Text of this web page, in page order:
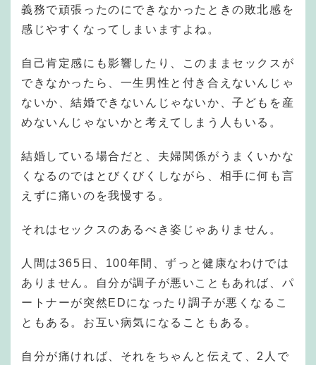
義務で頑張ったのにできなかったときの敗北感を
感じやすくなってしまいますよね。
自己肯定感にも影響したり、このままセックスが
できなかったら、一生男性と付き合えないんじゃ
ないか、結婚できないんじゃないか、子どもを産
めないんじゃないかと考えてしまう人もいる。
結婚している場合だと、夫婦関係がうまくいかな
くなるのではとびくびくしながら、相手に何も言
えずに痛いのを我慢する。
それはセックスのあるべき姿じゃありません。
人間は365日、100年間、ずっと健康なわけでは
ありません。自分が調子が悪いこともあれば、パ
ートナーが突然EDになったり調子が悪くなるこ
ともある。お互い病気になることもある。
自分が痛ければ、それをちゃんと伝えて、2人で